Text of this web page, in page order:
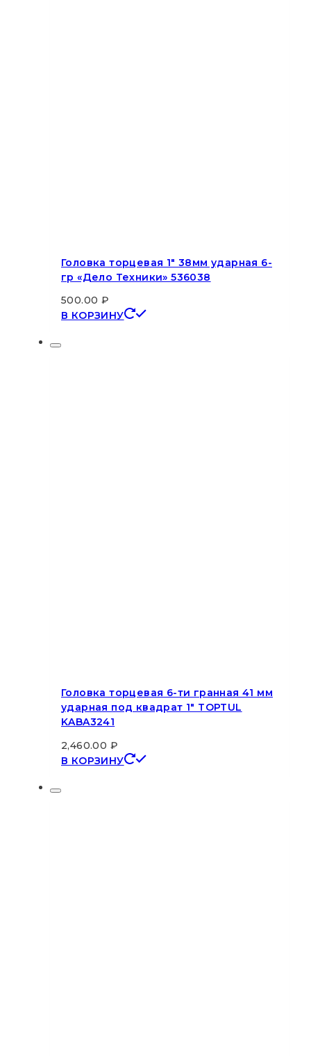
Головка торцевая 1″ 38мм ударная 6-
гр «Дело Техники» 536038
500.00 ₽
В КОРЗИНУ
Головка торцевая 6-ти гранная 41 мм
ударная под квадрат 1″ TOPTUL
KABA3241
2,460.00 ₽
В КОРЗИНУ